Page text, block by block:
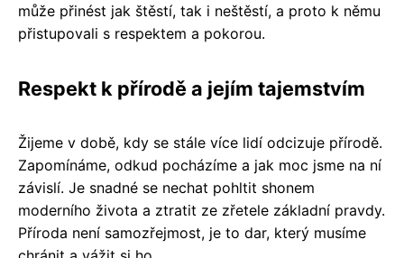
může přinést jak štěstí, tak i neštěstí, a proto k němu
přistupovali s respektem a pokorou.
Respekt k přírodě a jejím tajemstvím
Žijeme v době, kdy se stále více lidí odcizuje přírodě.
Zapomínáme, odkud pocházíme a jak moc jsme na ní
závislí. Je snadné se nechat pohltit shonem
moderního života a ztratit ze zřetele základní pravdy.
Příroda není samozřejmost, je to dar, který musíme